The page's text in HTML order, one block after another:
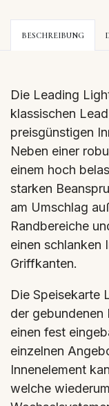
BESCHREIBUNG
Die Leading
klassischen
preisgünstigen
Neben einer
einem hoch
starken
am Umschlag
Randbereiche
einen schlanken
Griffkanten.
Die Speisekarte
der gebundenen
einen fest
einzelnen
Innenelement
welche